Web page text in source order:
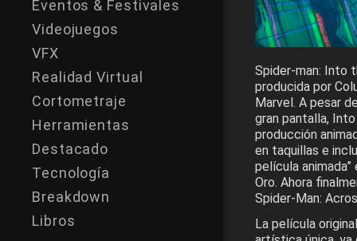
Eventos & Festivales
Videojuegos
VFX
Realidad Virtual
Cortometraje
Herramientas
Destacado
Tecnología
Breakdown
Libros
Spider-man: Into
producida por
Marvel. A pesar
gran pantalla,
producción
en taquillas e
película
Oro. Ahora
Spider-Man:
La película